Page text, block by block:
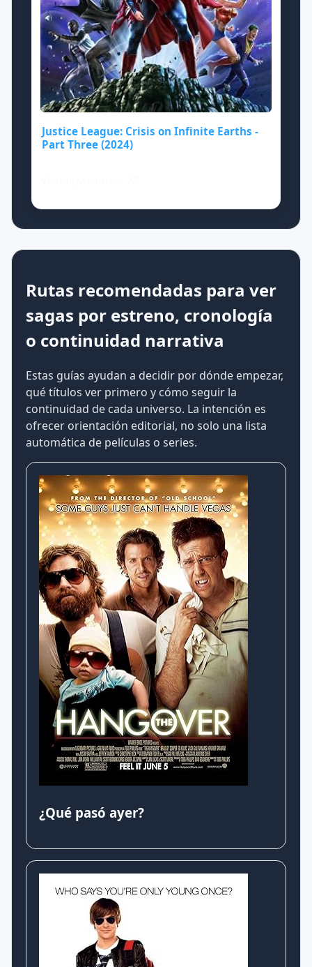
Justice League: Crisis on Infinite Earths -
Part Three (2024)
Rutas recomendadas para ver
sagas por estreno, cronología
o continuidad narrativa
Estas guías ayudan a decidir por dónde empezar,
qué títulos ver primero y cómo seguir la
continuidad de cada universo. La intención es
ofrecer orientación editorial, no solo una lista
automática de películas o series.
¿Qué pasó ayer?